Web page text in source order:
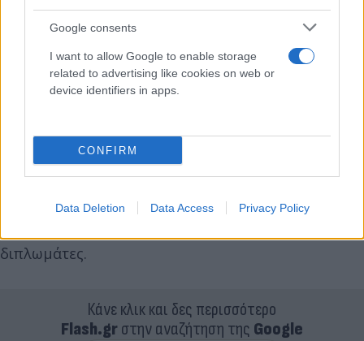
Google consents
I want to allow Google to enable storage
related to advertising like cookies on web or
device identifiers in apps.
CONFIRM
Data Deletion Data Access Privacy Policy
Οι συμμετέχοντες έχουν την ευκαιρία να αυξήσουν
πραγματικές διεθνείς υποθέσεις μαζί με
διπλωμάτες.
Κάνε κλικ και δες περισσότερο
Flash.grστην αναζήτηση της Google